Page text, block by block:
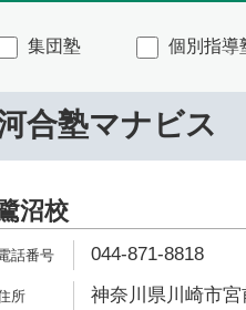
集団塾 個別指導
合塾マナビス
沼校
044-871-8818
神奈川県川崎市